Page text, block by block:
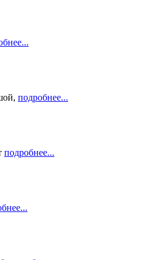
подробнее...
подробнее...